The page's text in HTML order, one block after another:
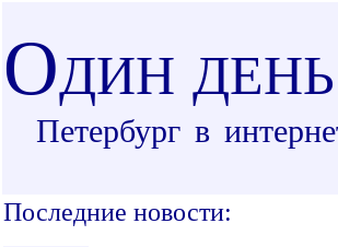
ОДИН ДЕНЬ
Петербург в
Последние новости: